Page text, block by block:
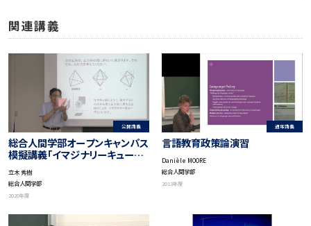
関連講義
公開講義
総合人間学部オープンキャンパス
模擬講義「イマジナリーキューブ
立木 秀樹
総合人間学部
2020年度
通常講義
言語教育政策論演習
Danièle MOORE
総合人間学部
2013年度